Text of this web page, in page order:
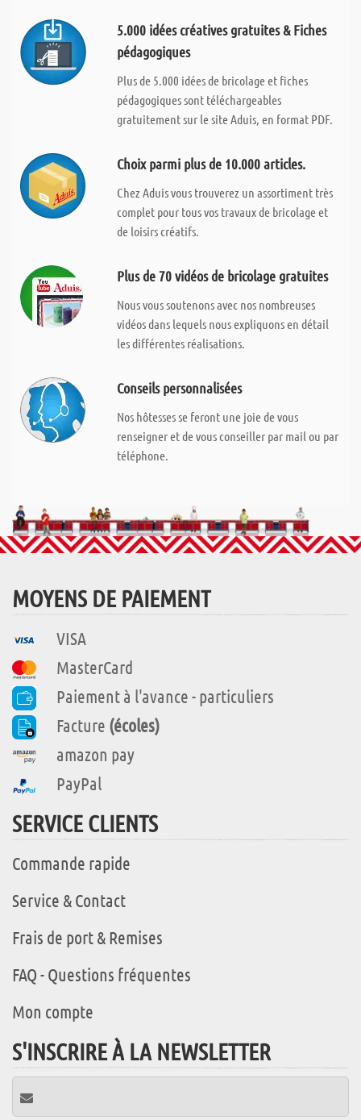
5.000 idées créatives gratuites & Fiches
pédagogiques
Plus de 5.000 idées de bricolage et fiches
pédagogiques sont téléchargeables
gratuitement sur le site Aduis, en format PDF.
Choix parmi plus de 10.000 articles.
Chez Aduis vous trouverez un assortiment très
complet pour tous vos travaux de bricolage et
de loisirs créatifs.
Plus de 70 vidéos de bricolage gratuites
Nous vous soutenons avec nos nombreuses
vidéos dans lequels nous expliquons en détail
les différentes réalisations.
Conseils personnalisées
Nos hôtesses se feront une joie de vous
renseigner et de vous conseiller par mail ou par
téléphone.
MOYENS DE PAIEMENT
VISA
MasterCard
Paiement à l'avance - particuliers
Facture (écoles)
amazon pay
PayPal
SERVICE CLIENTS
Commande rapide
Service & Contact
Frais de port & Remises
FAQ - Questions fréquentes
Mon compte
S'INSCRIRE À LA NEWSLETTER